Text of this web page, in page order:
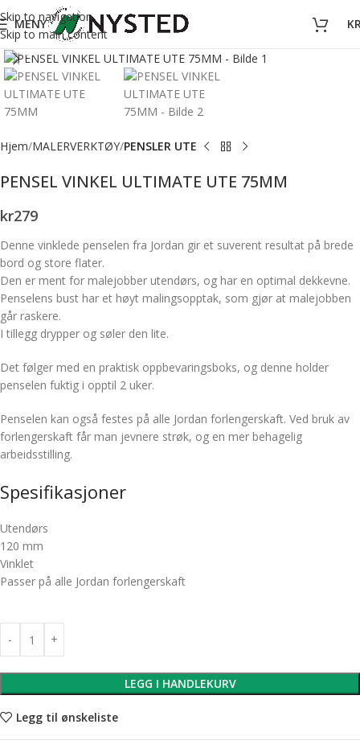
Skip to navigation
Skip to main content
MENY
Forstørr bilde
Hjem MALERVERKTØY PENSLER UTE
PENSEL VINKEL ULTIMATE UTE 75MM
kr279
Denne vinklede penselen fra Jordan gir et suverent resultat på brede
bord og store flater.
Den er ment for malejobber utendørs, og har en optimal dekkevne.
Penselens bust har et høyt malingsopptak, som gjør at malejobben
går raskere.
I tillegg drypper og søler den lite.
Det følger med en praktisk oppbevaringsboks, og denne holder
penselen fuktig i opptil 2 uker.
Penselen kan også festes på alle Jordan forlengerskaft. Ved bruk av
forlengerskaft får man jevnere strøk, og en mer behagelig
arbeidsstilling.
Spesifikasjoner
Utendørs
120 mm
Vinklet
Passer på alle Jordan forlengerskaft
LEGG I HANDLEKURV
Legg til ønskeliste